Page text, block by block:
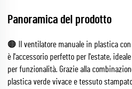
Panoramica del prodotto
🟠 Il ventilatore manuale in plastica
è l'accessorio perfetto per l'estate,
per funzionalità. Grazie alla
plastica verde vivace e tessuto